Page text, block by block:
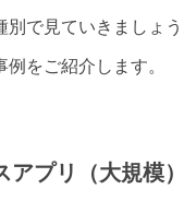
別で見ていきましょ
をご紹介します。
プリ（大規模）